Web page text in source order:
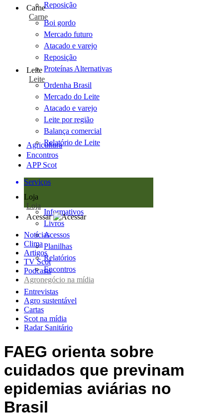
Reposição
Carne
Carne
Boi gordo
Mercado futuro
Atacado e varejo
Reposição
Proteínas Alternativas
Leite
Leite
Ordenha Brasil
Mercado do Leite
Atacado e varejo
Leite por região
Balança comercial
Relatório de Leite
Agricultura
Encontros
APP Scot
Serviços
Loja
Loja
Informativos
Livros
Acessos
Planilhas
Relatórios
Encontros
Acessar
Notícias
Clima
Artigos
TV Scot
Podcasts
Agronegócio na mídia
Entrevistas
Agro sustentável
Cartas
Scot na mídia
Radar Sanitário
FAEG orienta sobre
cuidados que previnam
epidemias aviárias no
Brasil